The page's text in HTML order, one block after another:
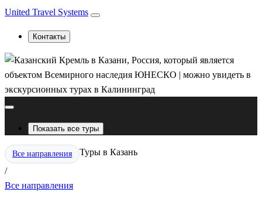
United Travel Systems
Контакты
Показать все туры
Все направления
/
Туры в Казань
Все направления